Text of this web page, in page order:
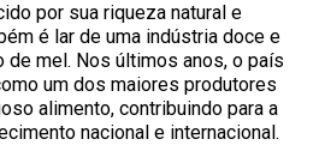
por sua riqueza natural e
é lar de uma indústria doce e
de mel. Nos últimos anos, o país
um dos maiores produtores
alimento, contribuindo para a
nacional e internacional.